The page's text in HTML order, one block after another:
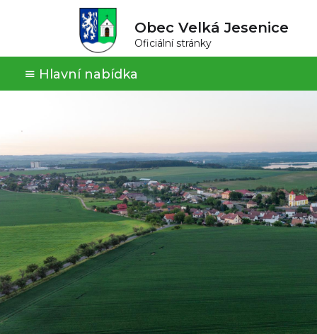
Obec Velká Jesenice
Oficiální stránky
Hlavní nabídka